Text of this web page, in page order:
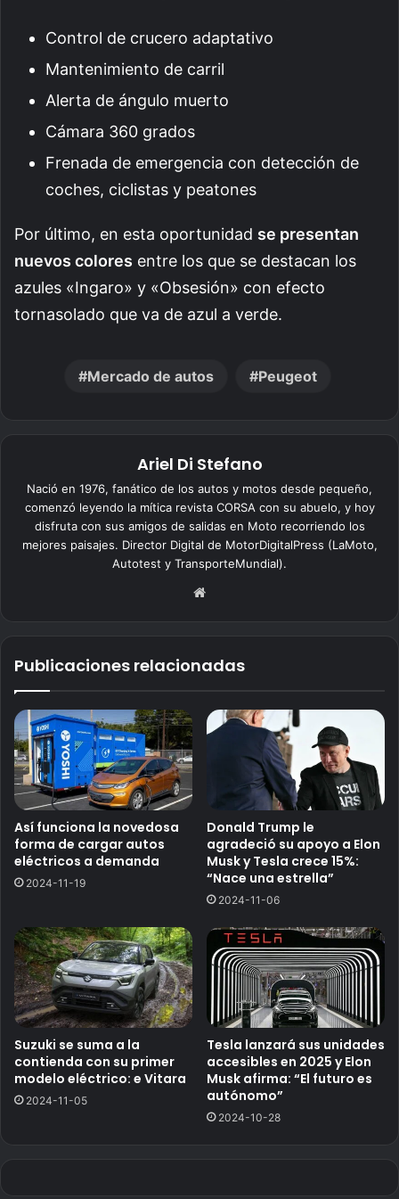
Control de crucero adaptativo
Mantenimiento de carril
Alerta de ángulo muerto
Cámara 360 grados
Frenada de emergencia con detección de
coches, ciclistas y peatones
Por último, en esta oportunidad se presentan
nuevos colores entre los que se destacan los
azules «Ingaro» y «Obsesión» con efecto
tornasolado que va de azul a verde.
Mercado de autos Peugeot
Ariel Di Stefano
Nació en 1976, fanático de los autos y motos desde pequeño,
comenzó leyendo la mítica revista CORSA con su abuelo, y hoy
disfruta con sus amigos de salidas en Moto recorriendo los
mejores paisajes. Director Digital de MotorDigitalPress (LaMoto,
Autotest y TransporteMundial).
b
Publicaciones relacionadas
Así funciona la novedosa
forma de cargar autos
eléctricos a demanda
2024-11-19
Donald Trump le
agradeció su apoyo a Elon
Musk y Tesla crece 15%:
“Nace una estrella”
2024-11-06
Suzuki se suma a la
contienda con su primer
modelo eléctrico: e Vitara
2024-11-05
Tesla lanzará sus unidades
accesibles en 2025 y Elon
Musk afirma: “El futuro es
autónomo”
2024-10-28